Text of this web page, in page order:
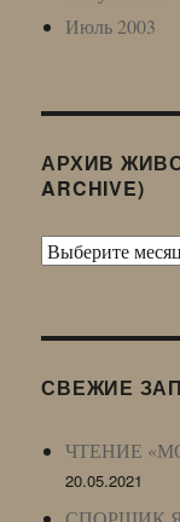
Июль 2003
АРХИВ
ARCHIVE)
Архив
LJ
СВЕЖИЕ
ЧТЕНИЕ
20.05.2021